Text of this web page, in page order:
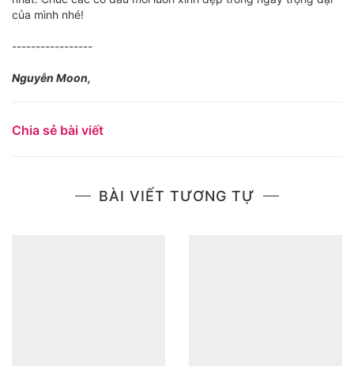
của mình nhé!
-----------------
Nguyễn Moon,
Chia sẻ bài viết
BÀI VIẾT TƯƠNG TỰ